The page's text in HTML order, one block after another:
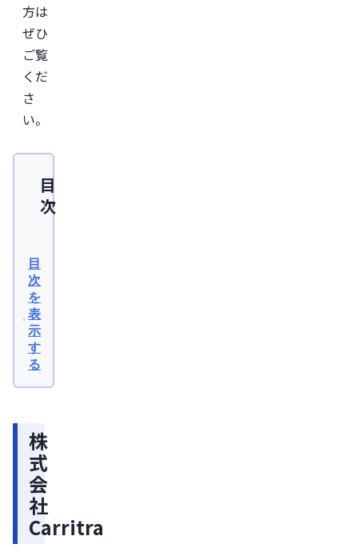
方は
ぜひ
ご覧
くだ
さ
い。
目
次
目
次
を
表
示
す
る
引
株
式
会
社
Carritra